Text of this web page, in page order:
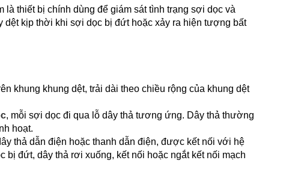
thiết bị chính dùng để giám sát tình trạng sợi dọc và
kịp thời khi sợi dọc bị đứt hoặc xảy ra hiện tượng bất
khung khung dệt, trải dài theo chiều rộng của khung dệt
, mỗi sợi dọc đi qua lỗ dây thả tương ứng. Dây thả thường
hoạt.
thả dẫn điện hoặc thanh dẫn điện, được kết nối với hệ
bị đứt, dây thả rơi xuống, kết nối hoặc ngắt kết nối mạch